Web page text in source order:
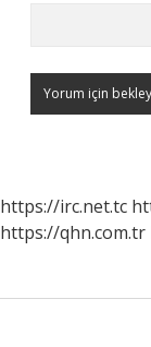
https://irc.net.tc
https://qhn.com.tr